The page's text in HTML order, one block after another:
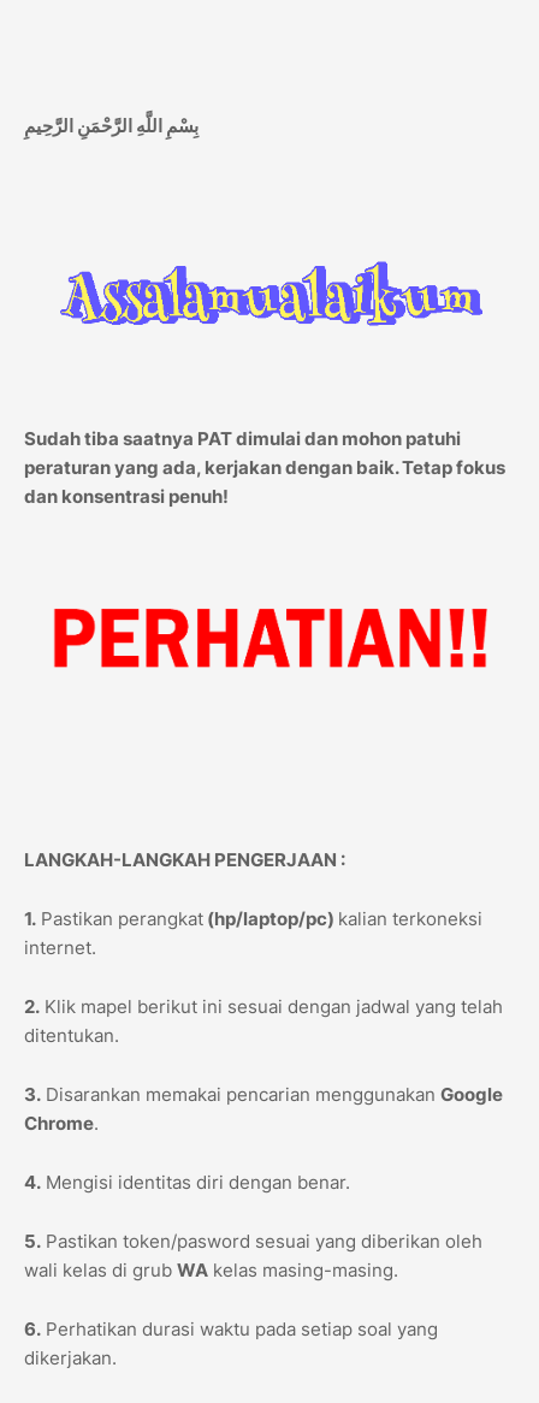
Sudah tiba saatnya PAT dimulai dan mohon patuhi
peraturan yang ada, kerjakan dengan baik. Tetap fokus
dan konsentrasi penuh!
LANGKAH-LANGKAH PENGERJAAN :
1. Pastikan perangkat (hp/laptop/pc) kalian terkoneksi
internet.
2. Klik mapel berikut ini sesuai dengan jadwal yang telah
ditentukan.
3. Disarankan memakai pencarian menggunakan Google
Chrome.
4. Mengisi identitas diri dengan benar.
5. Pastikan token/pasword sesuai yang diberikan oleh
wali kelas di grub WA kelas masing-masing.
6. Perhatikan durasi waktu pada setiap soal yang
dikerjakan.